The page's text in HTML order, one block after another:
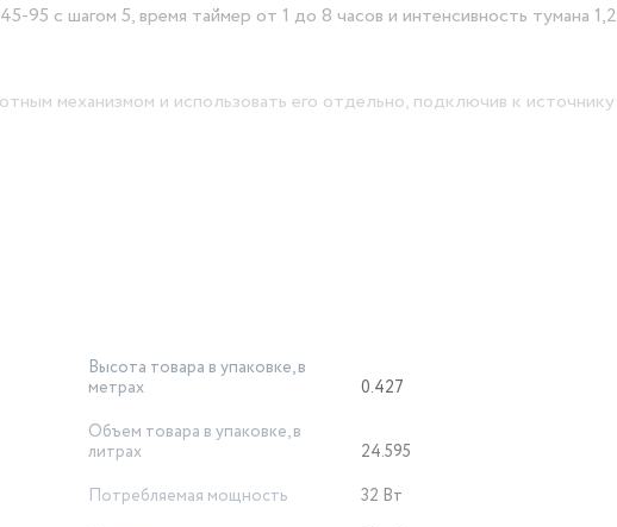
95 с шагом 5, время таймер от 1 до 8 часов и интенсивность тумана 1,2
механизмом и использовать его отдельно, подключив к источнику
вместе с вентилятором.
ручка для переноски. Это удобно при перемещении увлажнителя из
на дальние расстояния.
Высота товара в упаковке, в
метрах
0.427
Объем товара в упаковке, в
литрах
24.595
Потребляемая мощность
32 Вт